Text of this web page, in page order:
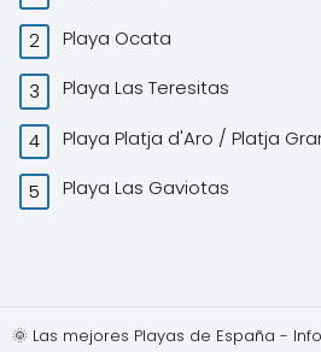
Playa Ocata
Playa Las Teresitas
Playa Platja d'Aro / Platja
Playa Las Gaviotas
🌞 Las mejores Playas de España -